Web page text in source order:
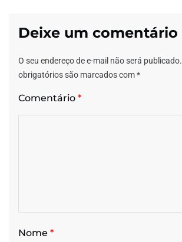
Deixe um comentário
O seu endereço de e-mail não será publicado.
obrigatórios são marcados com*
Comentário *
Nome *